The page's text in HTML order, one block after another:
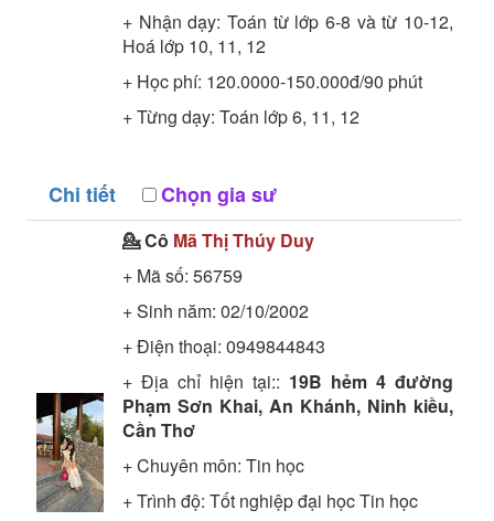
+ Nhận dạy: Toán từ lớp 6-8 và từ 10-12,
Hoá lớp 10, 11, 12
+ Học phí: 120.0000-150.000đ/90 phút
+ Từng dạy: Toán lớp 6, 11, 12
Chi tiết Chọn gia sư
💁 Cô Mã Thị Thúy Duy
+ Mã số: 56759
+ Sinh năm: 02/10/2002
+ Điện thoại: 0949844843
+ Địa chỉ hiện tại:: 19B hẻm 4 đường
Phạm Sơn Khai, An Khánh, Ninh kiều,
Cần Thơ
+ Chuyên môn: Tin học
+ Trình độ: Tốt nghiệp đại họcTin học